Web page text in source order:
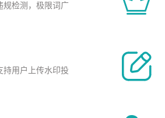
规检测，极限词广
持用户上传水印投